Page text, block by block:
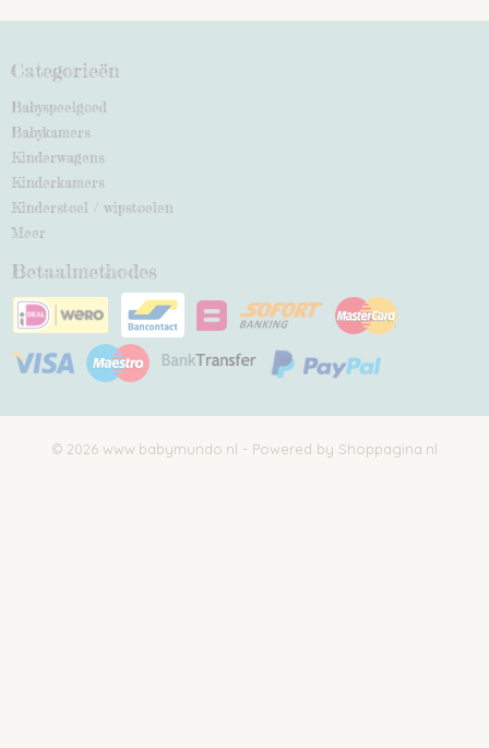
Categorieën
Babyspeelgoed
Babykamers
Kinderwagens
Kinderkamers
Kinderstoel / wipstoelen
Meer
Betaalmethodes
© 2026 www.babymundo.nl - Powered by Shoppagina.nl